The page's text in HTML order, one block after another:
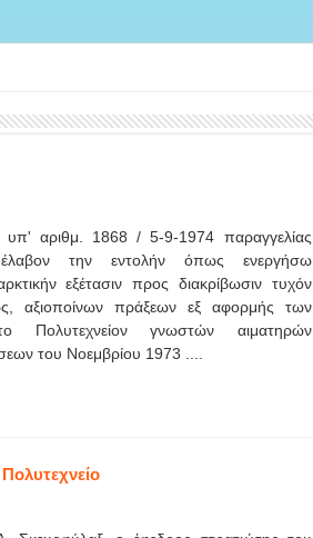
υπ' αριθμ. 1868 / 5-9-1974 παραγγελίας
την εντολήν όπως ενεργήσω
εξέτασιν προς διακρίβωσιν τυχόν
αξιοποίνων πράξεων εξ αφορμής των
Πολυτεχνείον γνωστών αιματηρών
του Νοεμβρίου 1973 ....